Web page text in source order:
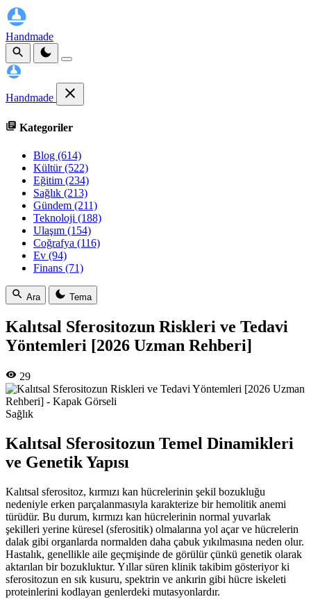
Handmade
Handmade
Kategoriler
Blog (614)
Kültür(522)
Eğitim (234)
Sağlık (213)
Gündem (211)
Teknoloji (188)
Ulaşım (154)
Coğrafya (116)
Ev (94)
Finans (71)
Ara Tema
Kalıtsal Sferositozun Riskleri ve Tedavi
Yöntemleri [2026 Uzman Rehberi]
29
Sağlık
Kalıtsal Sferositozun Temel Dinamikleri
ve Genetik Yapısı
Kalıtsal sferositoz, kırmızı kan hücrelerinin şekil bozukluğu
nedeniyle erken parçalanmasıyla karakterize bir hemolitik anemi
türüdür. Bu durum, kırmızı kan hücrelerinin normal yuvarlak
şekilleri yerine küresel (sferositik) olmalarına yol açar ve hücrelerin
dalak gibi organlarda normalden daha çabuk yıkılmasına neden olur.
Hastalık, genellikle aile geçmişinde de görülür çünkü genetik olarak
aktarılan bir bozukluktur. Yıllar süren klinik takibim gösteriyor ki
sferositozun en sık kusuru, spektrin ve ankırin gibi hücre iskeleti
proteinlerini kodlayan genlerdeki mutasyonlardır.